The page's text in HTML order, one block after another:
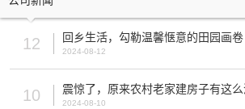
12 回乡生活，勾勒温馨惬意的田园画卷
2024-08-12
10 震惊了，原来农村老家建房子有这
2024-08-10